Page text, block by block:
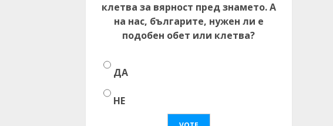
клетва за вярност пред знамето. А
на нас, българите, нужен ли е
подобен обет или клетва?
ДА
НЕ